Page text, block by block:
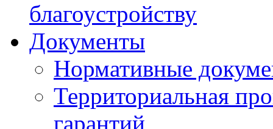
благоустройству
Документы
Нормативные
Территориальная
гарантий